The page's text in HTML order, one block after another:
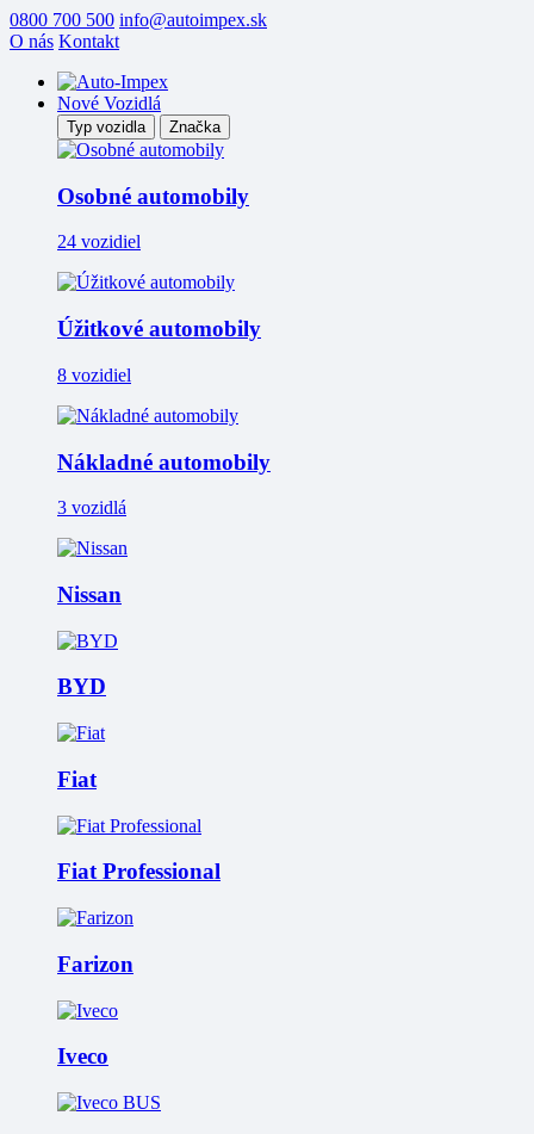
0800 700 500 info@autoimpex.sk
O nás Kontakt
Nové Vozidlá
Typ vozidla Značka
Osobné automobily
24 vozidiel
Úžitkové automobily
8 vozidiel
Nákladné automobily
3 vozidlá
Nissan
BYD
Fiat
Fiat Professional
Farizon
Iveco